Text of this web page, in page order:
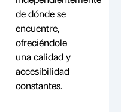
de dónde se
encuentre,
ofreciéndole
una calidad y
accesibilidad
constantes.